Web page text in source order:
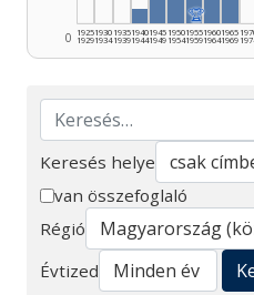
0 1925
1929
1930
1934
1935
1939
1940
1944
1945
1949
1950
1954
🏆
1955
1959
1960
1964
1965
1969
Keresés
Keresés helye
van összefoglaló
Régió
Évtized